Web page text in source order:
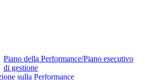
Piano della Performance/Piano esecutivo
di gestione
sulla Performance